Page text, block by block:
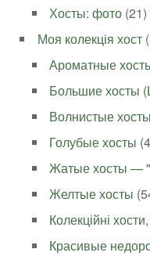
Хосты: фото (21)
Моя колекція хост
Ароматные
Большие хосты
Волнистые хосты
Голубые хосты
Жатые хосты —
Желтые хосты
Колекційні
Красивые